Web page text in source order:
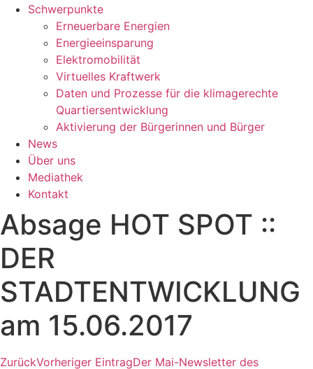
Schwerpunkte
Erneuerbare Energien
Energieeinsparung
Elektromobilität
Virtuelles Kraftwerk
Daten und Prozesse für die klimagerechte
Quartiersentwicklung
Aktivierung der Bürgerinnen und Bürger
News
Über uns
Mediathek
Kontakt
Absage HOT SPOT ::
DER
STADTENTWICKLUNG
am 15.06.2017
ZurückVorheriger EintragDer Mai-Newsletter des